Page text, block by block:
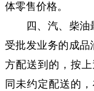
体零售价格。
四、 汽、柴油
受批发业务的成品
方配送到的，按上
同未约定配送的，